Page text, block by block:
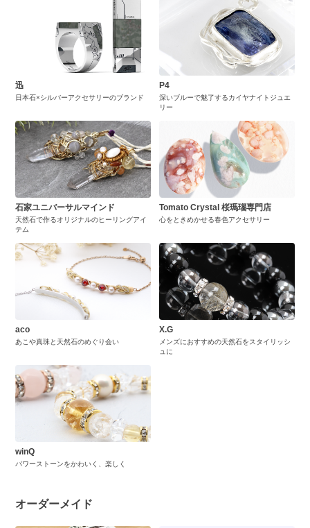
迅
日本石×シルバーアクセサリーのブランド
P4
深いブルーで魅了するカイヤナイトジュエ
リー
石家ユニバーサルマインド
天然石で作るオリジナルのヒーリングアイ
テム
Tomato Crystal 桜瑪瑙専門店
心をときめかせる春色アクセサリー
aco
あこや真珠と天然石のめぐり会い
X.G
メンズにおすすめの天然石をスタイリッシ
ュに
winQ
パワーストーンをかわいく、楽しく
オーダーメイド